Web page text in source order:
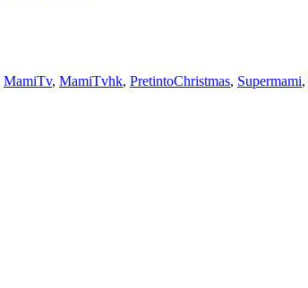
MamiTv, MamiTvhk, PretintoChristmas, Supermami,